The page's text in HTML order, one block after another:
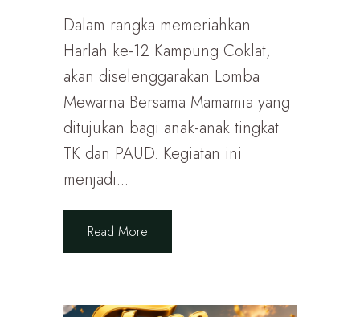
Dalam rangka memeriahkan
Harlah ke-12 Kampung Coklat,
akan diselenggarakan Lomba
Mewarna Bersama Mamamia yang
ditujukan bagi anak-anak tingkat
TK dan PAUD. Kegiatan ini
menjadi...
Read More